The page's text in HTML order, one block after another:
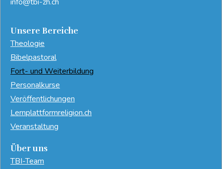
Unsere Bereiche
Theologie
Bibelpastoral
Fort- und Weiterbildung
Personalkurse
Veröffentlichungen
Lernplattformreligion.ch
Veranstaltung
Über uns
TBI-Team